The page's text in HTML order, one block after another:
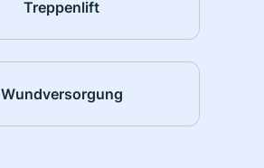
Treppenlift
Wundversorgung